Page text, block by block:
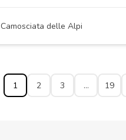
Camosciata delle Alpi
1 2 3 … 19